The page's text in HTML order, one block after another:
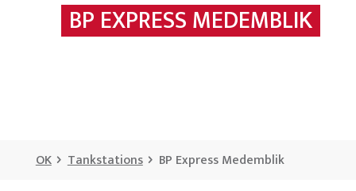
BP EXPRESS MEDEMBLIK
OK Tankstations BP Express Medemblik